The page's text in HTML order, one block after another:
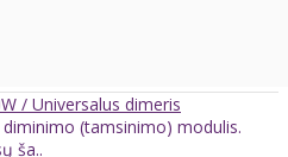
/ Universalus dimeris
(tamsinimo) modulis.
ša..